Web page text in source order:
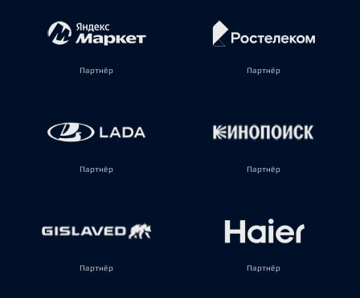
Партнёр Партнёр
Партнёр Партнёр
Партнёр Партнёр